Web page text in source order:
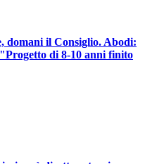
domani il Consiglio. Abodi:
di 8-10 anni finito